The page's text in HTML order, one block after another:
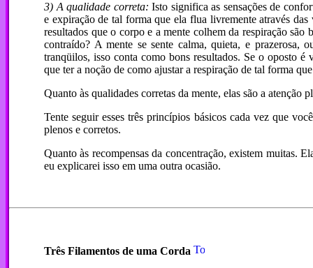
3) A qualidade correta: Isto significa as sensações de
e expiração de tal forma que ela flua livremente através
resultados que o corpo e a mente colhem da respiração
contraído? A mente se sente calma, quieta, e prazerosa,
tranqüilos, isso conta como bons resultados. Se o oposto
que ter a noção de como ajustar a respiração de tal forma
Quanto às qualidades corretas da mente, elas são a atenção
Tente seguir esses três princípios básicos cada vez que
plenos e corretos.
Quanto às recompensas da concentração, existem muitas.
eu explicarei isso em uma outra ocasião.
Três Filamentos de uma Corda